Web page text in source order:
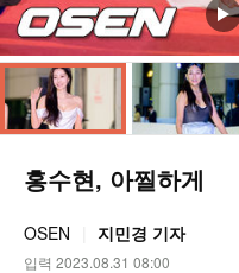
홍수현, 아찔하게
OSEN 지민경 기자
입력 2023.08.31 08:00